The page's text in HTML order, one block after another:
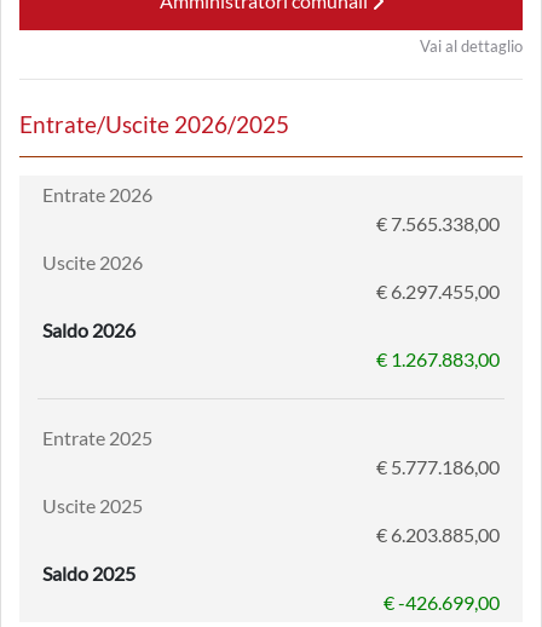
Vai al dettaglio
Entrate/Uscite 2026/2025
Entrate 2026
€ 7.565.338,00
Uscite 2026
€ 6.297.455,00
Saldo 2026
€ 1.267.883,00
Entrate 2025
€ 5.777.186,00
Uscite 2025
€ 6.203.885,00
Saldo 2025
€ -426.699,00